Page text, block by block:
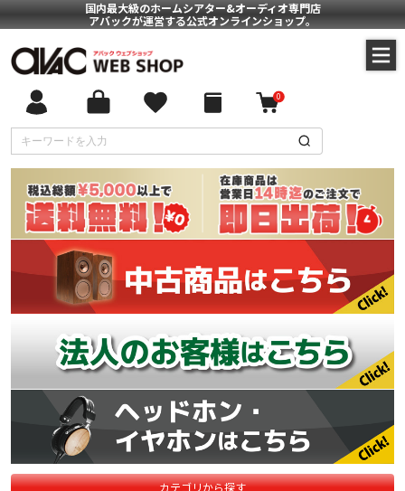
国内最大級のホームシアター&オーディオ専門店
アバックが運営する公式オンラインショップ。
0
カテゴリから探す